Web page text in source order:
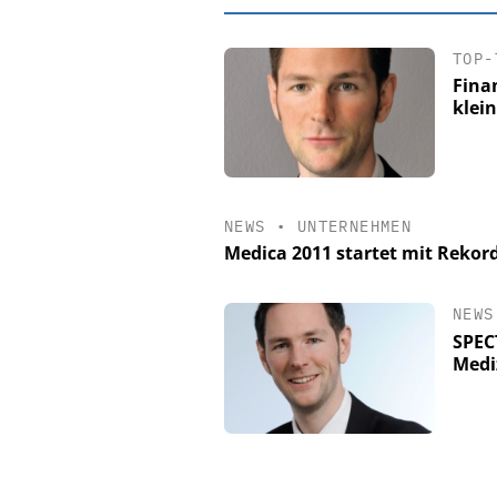
TOP-
NEWS • UNTERNEHMEN
Medica 2011 startet mit
NEWS
EASY
Personalmanagement:
Ordnung zur KI-